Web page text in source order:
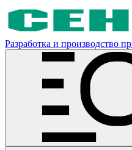
Разработка и производство